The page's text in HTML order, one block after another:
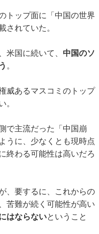
トップ面に「中国の世界
されていた。
国に続いて、 中国のソ
。
威あるマスコミのトップ
。
で主流だった「中国崩
うに、少なくとも現時点
終わる可能性は高いだろ
、要するに、これからの
苦難が続く可能性が高い
はならないということ